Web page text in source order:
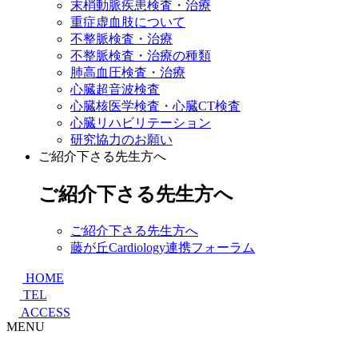
末梢動脈疾患検査・治療
重症虚血肢について
不整脈検査・治療
不整脈検査・治療の種類
肺高血圧検査・治療
心臓超音波検査
心臓核医学検査・心臓CT検査
心臓リハビリテーション
研究協力のお願い
ご紹介下さる先生方へ
ご紹介下さる先生方へ
ご紹介下さる先生方へ
藤が丘Cardiology連携フォーラム
HOME
TEL
ACCESS
MENU